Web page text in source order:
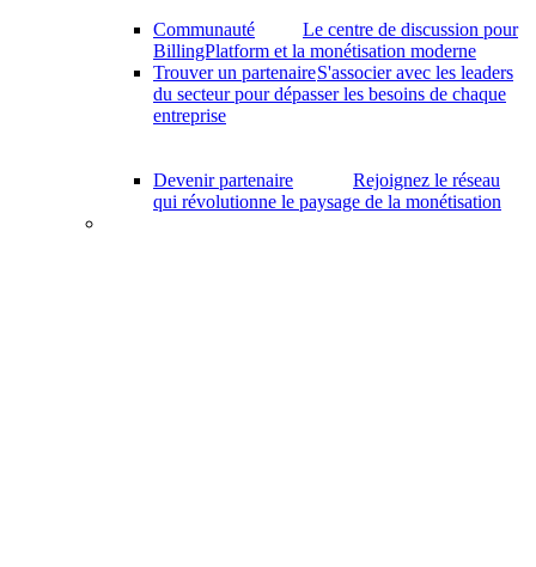
Communauté
Le centre de discussion pour
BillingPlatform et la monétisation moderne
Trouver un partenaireS'associer avec les leaders
du secteur pour dépasser les besoins de chaque
entreprise
Devenir partenaire
Rejoignez le réseau
qui révolutionne le paysage de la monétisation